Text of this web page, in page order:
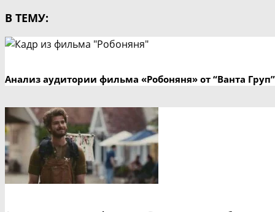
В ТЕМУ:
Анализ аудитории фильма «Робоняня» от “Ванта Груп”